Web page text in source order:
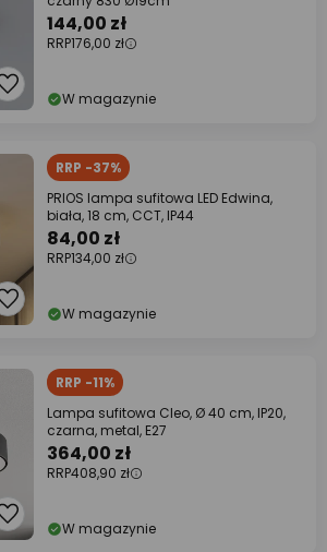
144,00 zł
RRP176,00 zł
W magazynie
RRP -37%
PRIOS lampa sufitowa LED Edwina,
biała, 18 cm, CCT, IP44
84,00 zł
RRP134,00 zł
W magazynie
RRP -11%
Lampa sufitowa Cleo, Ø 40 cm, IP20,
czarna, metal, E27
364,00 zł
RRP408,90 zł
W magazynie